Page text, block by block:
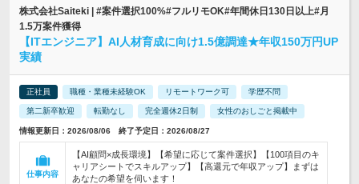
株式会社Saiteki | #案件選択100%#フルリモOK#年間休日130日以上#月
1.5万案件獲得
【ITエンジニア】AI人材育成に向け1.5億調達★年収150万円UP
実績
正社員 職種・業種未経験OK リモートワーク可 学歴不問
第二新卒歓迎 転勤なし 完全週休2日制 女性のおしごと掲載中
情報更新日：2026/08/06 終了予定日：2026/08/27
仕事内容
【AI顧問×成長環境】【希望に応じて案件選択】【100項目のキ
ャリアシートでスキルアップ】【高還元で年収アップ】まずは
あなたの希望を伺います！